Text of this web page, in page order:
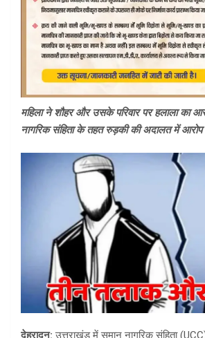
महिला ने शौहर और उसके परिवार पर हलाला का
नागरिक संहिता के तहत रुड़की की अदालत में आरोप
देहरादून:उत्तराखंड में समान नागरिक संहिता